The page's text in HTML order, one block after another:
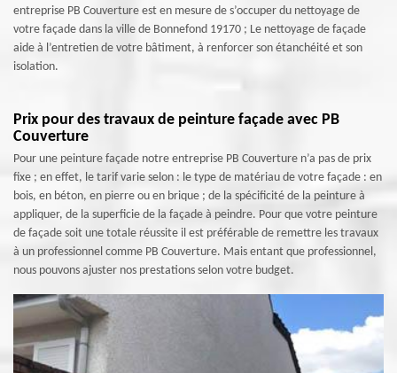
entreprise PB Couverture est en mesure de s’occuper du nettoyage de
votre façade dans la ville de Bonnefond 19170 ; Le nettoyage de façade
aide à l’entretien de votre bâtiment, à renforcer son étanchéité et son
isolation.
Prix pour des travaux de peinture façade avec PB
Couverture
Pour une peinture façade notre entreprise PB Couverture n’a pas de prix
fixe ; en effet, le tarif varie selon : le type de matériau de votre façade : en
bois, en béton, en pierre ou en brique ; de la spécificité de la peinture à
appliquer, de la superficie de la façade à peindre. Pour que votre peinture
de façade soit une totale réussite il est préférable de remettre les travaux
à un professionnel comme PB Couverture. Mais entant que professionnel,
nous pouvons ajuster nos prestations selon votre budget.